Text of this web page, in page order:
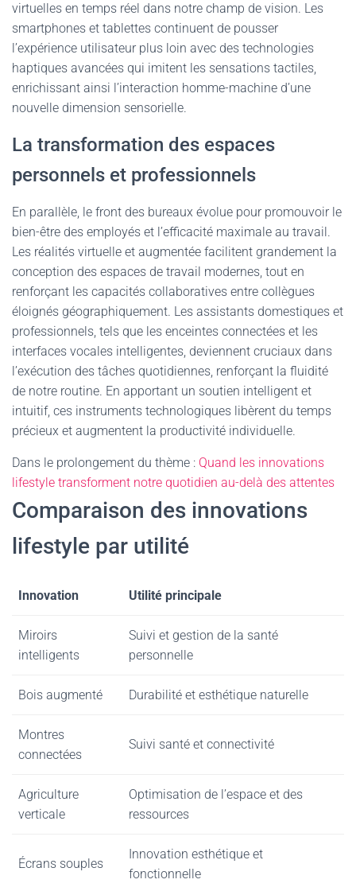
virtuelles en temps réel dans notre champ de vision. Les
smartphones et tablettes continuent de pousser
l’expérience utilisateur plus loin avec des technologies
haptiques avancées qui imitent les sensations tactiles,
enrichissant ainsi l’interaction homme-machine d’une
nouvelle dimension sensorielle.
La transformation des espaces
personnels et professionnels
En parallèle, le front des bureaux évolue pour promouvoir le
bien-être des employés et l’efficacité maximale au travail.
Les réalités virtuelle et augmentée facilitent grandement la
conception des espaces de travail modernes, tout en
renforçant les capacités collaboratives entre collègues
éloignés géographiquement. Les assistants domestiques et
professionnels, tels que les enceintes connectées et les
interfaces vocales intelligentes, deviennent cruciaux dans
l’exécution des tâches quotidiennes, renforçant la fluidité
de notre routine. En apportant un soutien intelligent et
intuitif, ces instruments technologiques libèrent du temps
précieux et augmentent la productivité individuelle.
Dans le prolongement du thème : Quand les innovations
lifestyle transforment notre quotidien au-delà des attentes
Comparaison des innovations
lifestyle par utilité
Innovation Utilité principale
Miroirs
intelligents
Suivi et gestion de la santé
personnelle
Bois augmenté Durabilité et esthétique naturelle
Montres
connectées
Suivi santé et connectivité
Agriculture
verticale
Optimisation de l’espace et des
ressources
Écrans souples
Innovation esthétique et
fonctionnelle